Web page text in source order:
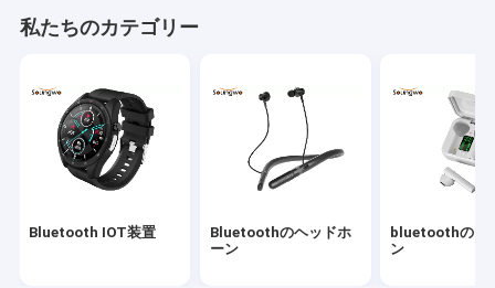
私たちのカテゴリー
Bluetooth IOT装置
Bluetoothのヘッドホ
ーン
bluetoothのイ
ン